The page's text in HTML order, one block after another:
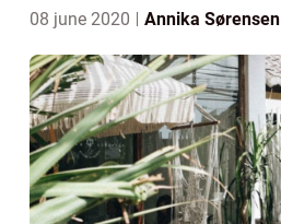
08 june 2020 Annika Sørensen